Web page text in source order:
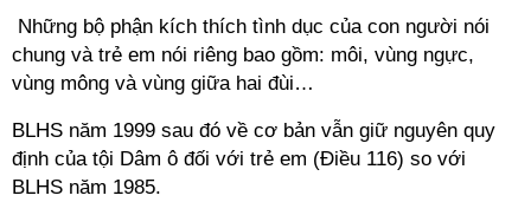
Những bộ phận kích thích tình dục của con người nói
chung và trẻ em nói riêng bao gồm: môi, vùng ngực,
vùng mông và vùng giữa hai đùi…
BLHS năm 1999 sau đó về cơ bản vẫn giữ nguyên quy
định của tội Dâm ô đối với trẻ em (Điều 116) so với
BLHS năm 1985.